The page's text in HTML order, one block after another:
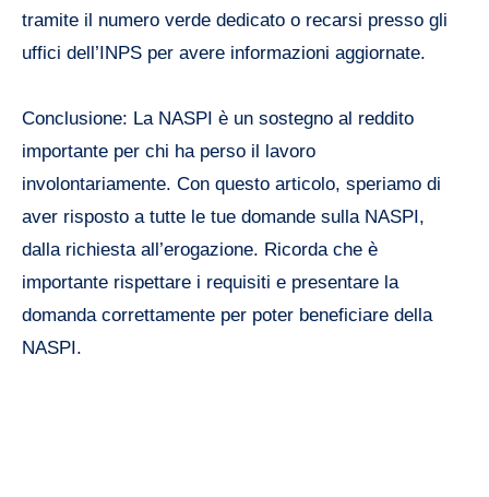
tramite il numero verde dedicato o recarsi presso gli
uffici dell’INPS per avere informazioni aggiornate.
Conclusione: La NASPI è un sostegno al reddito
importante per chi ha perso il lavoro
involontariamente. Con questo articolo, speriamo di
aver risposto a tutte le tue domande sulla NASPI,
dalla richiesta all’erogazione. Ricorda che è
importante rispettare i requisiti e presentare la
domanda correttamente per poter beneficiare della
NASPI.